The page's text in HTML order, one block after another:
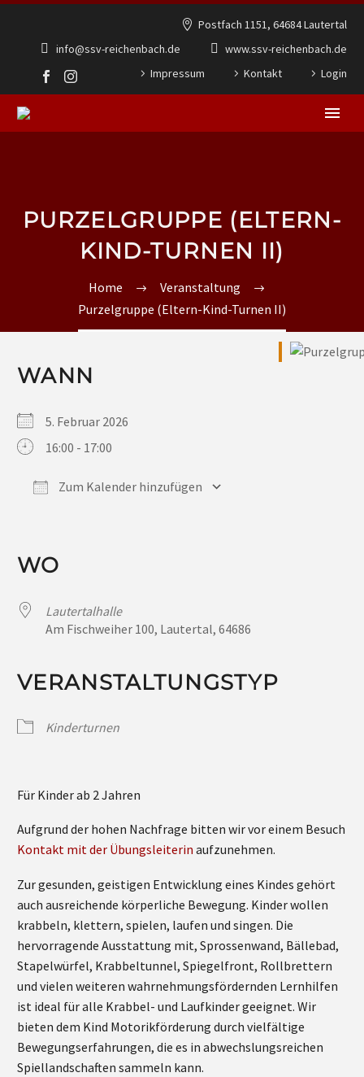
Postfach 1151, 64684 Lautertal
info@ssv-reichenbach.de
www.ssv-reichenbach.de
Impressum
Kontakt Login
PURZELGRUPPE (ELTERN-
KIND-TURNEN II)
Home
Veranstaltung
Purzelgruppe (Eltern-Kind-Turnen II)
WANN
5. Februar 2026
16:00 - 17:00
Zum Kalender hinzufügen
WO
Lautertalhalle
Am Fischweiher 100, Lautertal, 64686
VERANSTALTUNGSTYP
Kinderturnen
Für Kinder ab 2 Jahren
Aufgrund der hohen Nachfrage bitten wir vor einem Besuch
Kontakt mit der Übungsleiterin aufzunehmen.
Zur gesunden, geistigen Entwicklung eines Kindes gehört
auch ausreichende körperliche Bewegung. Kinder wollen
krabbeln, klettern, spielen, laufen und singen. Die
hervorragende Ausstattung mit, Sprossenwand, Bällebad,
Stapelwürfel, Krabbeltunnel, Spiegelfront, Rollbrettern
und vielen weiteren wahrnehmungsfördernden Lernhilfen
ist ideal für alle Krabbel- und Laufkinder geeignet. Wir
bieten dem Kind Motorikförderung durch vielfältige
Bewegungserfahrungen, die es in abwechslungsreichen
Spiellandschaften sammeln kann.